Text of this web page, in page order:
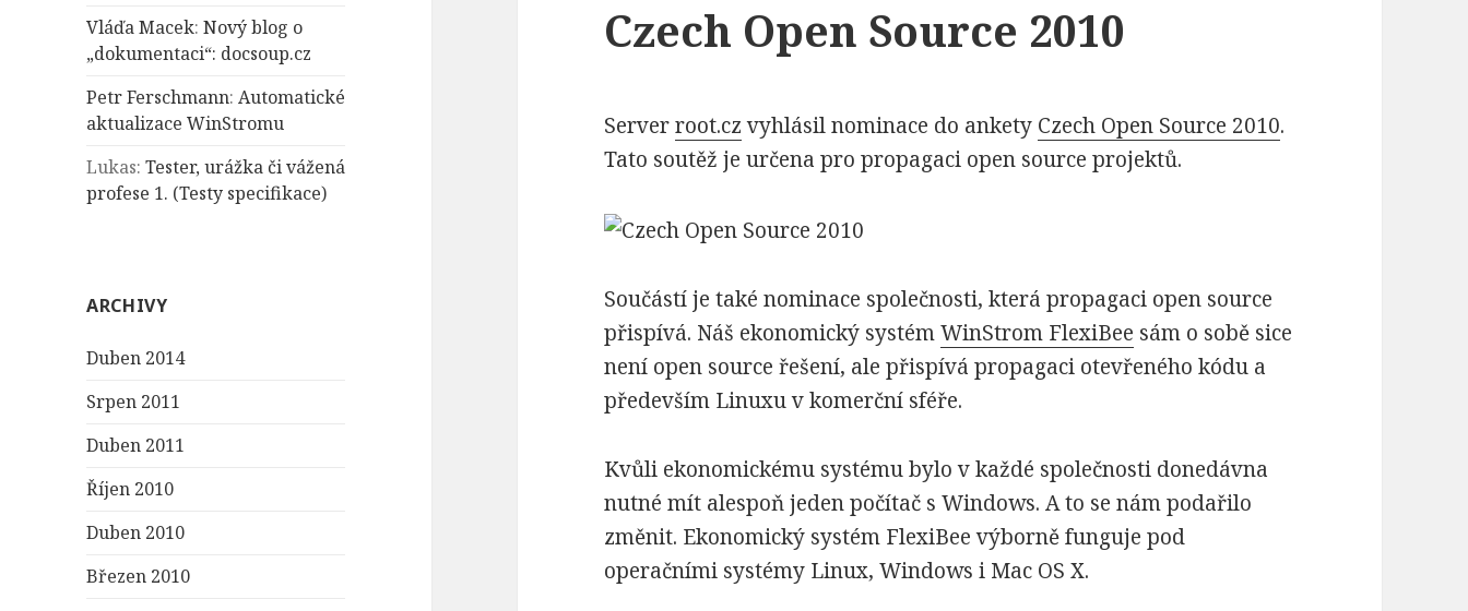
Vláďa Macek:Nový blog o
„dokumentaci“: docsoup.cz
Petr Ferschmann:Automatické
aktualizace WinStromu
Lukas:Tester, urážka či vážená
profese 1. (Testy specifikace)
ARCHIVY
Duben 2014
Srpen 2011
Duben 2011
Říjen 2010
Duben 2010
Březen 2010
Czech Open Source 2010
Serverroot.czvyhlásil nominace do ankety Czech Open Source 2010.
Tato soutěž je určena pro propagaci open source projektů.
Součástí je také nominace společnosti, která propagaci open source
přispívá. Náš ekonomický systémWinStrom FlexiBee sám o sobě sice
není open source řešení, ale přispívá propagaci otevřeného kódu a
především Linuxu v komerční sféře.
Kvůli ekonomickému systému bylo v každé společnosti donedávna
nutné mít alespoň jeden počítač s Windows. A to se nám podařilo
změnit. Ekonomický systém FlexiBee výborně funguje pod
operačními systémy Linux, Windows i Mac OS X.